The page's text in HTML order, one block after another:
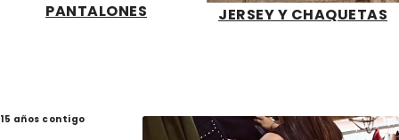
PANTALONES JERSEY Y CHAQUETAS
15 años contigo